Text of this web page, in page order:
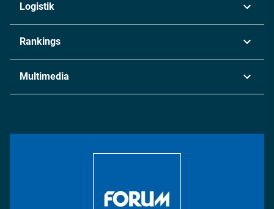
Chemie
Metall
Energie
Logistik
Rankings
Multimedia